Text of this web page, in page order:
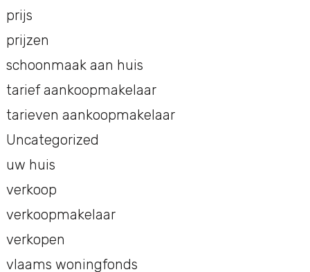
prijs
prijzen
schoonmaak aan huis
tarief aankoopmakelaar
tarieven aankoopmakelaar
Uncategorized
uw huis
verkoop
verkoopmakelaar
verkopen
vlaams woningfonds